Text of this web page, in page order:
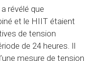
révélé que
et le HIIT étaient
de tension
de 24 heures. Il
mesure de tension